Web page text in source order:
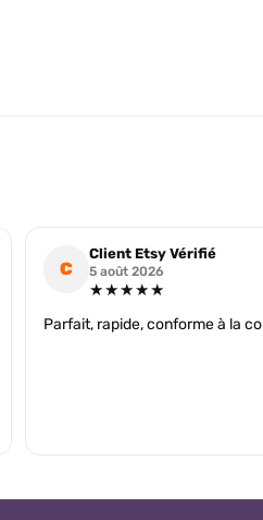
C
Client Etsy Vérifié
5 août 2026
★★★★★
Parfait, rapide, conforme à la